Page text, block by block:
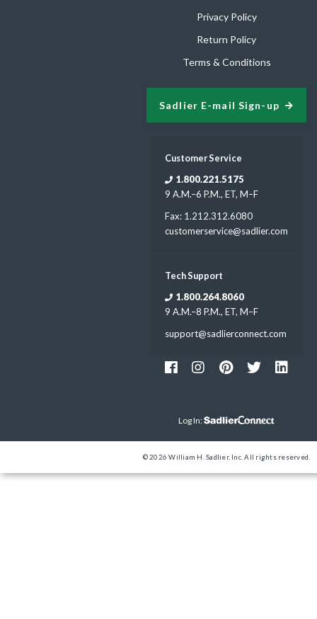
Privacy Policy
Return Policy
Terms & Conditions
Sadlier E-mail Sign-up
Customer Service
1.800.221.5175
9 A.M.–6 P.M., ET, M–F
Fax: 1.212.312.6080
customerservice@sadlier.com
Tech Support
1.800.264.8060
9 A.M.–8 P.M., ET, M–F
support@sadlierconnect.com
Log In:
© 2026 William H. Sadlier, Inc. All rights reserved.